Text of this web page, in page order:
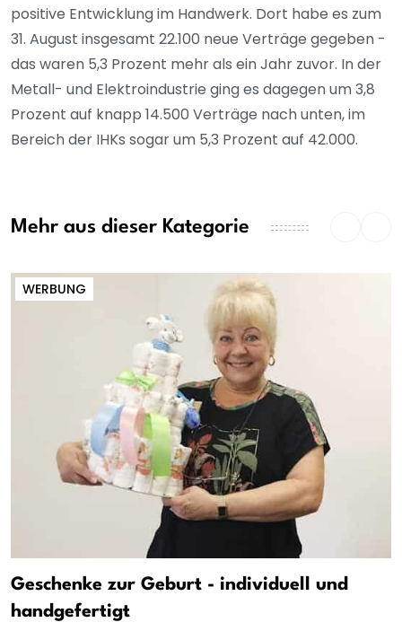
positive Entwicklung im Handwerk. Dort habe es zum
31. August insgesamt 22.100 neue Verträge gegeben -
das waren 5,3 Prozent mehr als ein Jahr zuvor. In der
Metall- und Elektroindustrie ging es dagegen um 3,8
Prozent auf knapp 14.500 Verträge nach unten, im
Bereich der IHKs sogar um 5,3 Prozent auf 42.000.
Mehr aus dieser Kategorie
WERBUNG
Geschenke zur Geburt - individuell und
handgefertigt